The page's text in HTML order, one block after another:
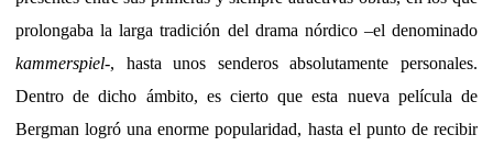
prolongaba la larga tradición del drama nórdico –el denominado
kammerspiel-, hasta unos senderos absolutamente personales.
Dentro de dicho ámbito, es cierto que esta nueva película de
Bergman logró una enorme popularidad, hasta el punto de recibir